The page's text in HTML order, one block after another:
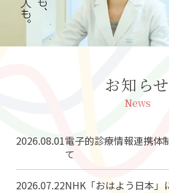
お知らせ
News
2026.08.01電子的診療情報連携体
て
2026.07.22NHK「おはよう日本」